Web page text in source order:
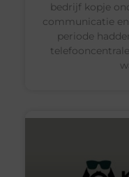
bedrijf kopje
communicatie
periode